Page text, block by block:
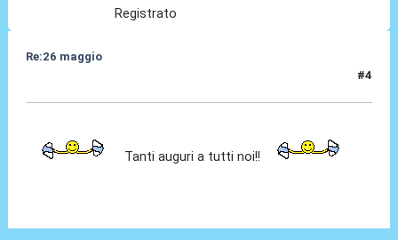
Registrato
Re:26 maggio
#4
Tanti auguri a tutti noi!!